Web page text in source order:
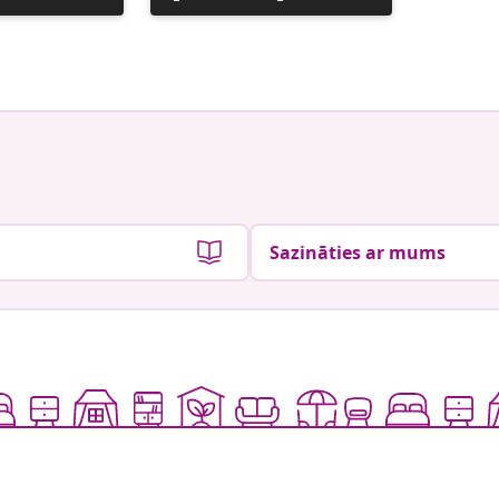
publicējis
Sazināties ar mums